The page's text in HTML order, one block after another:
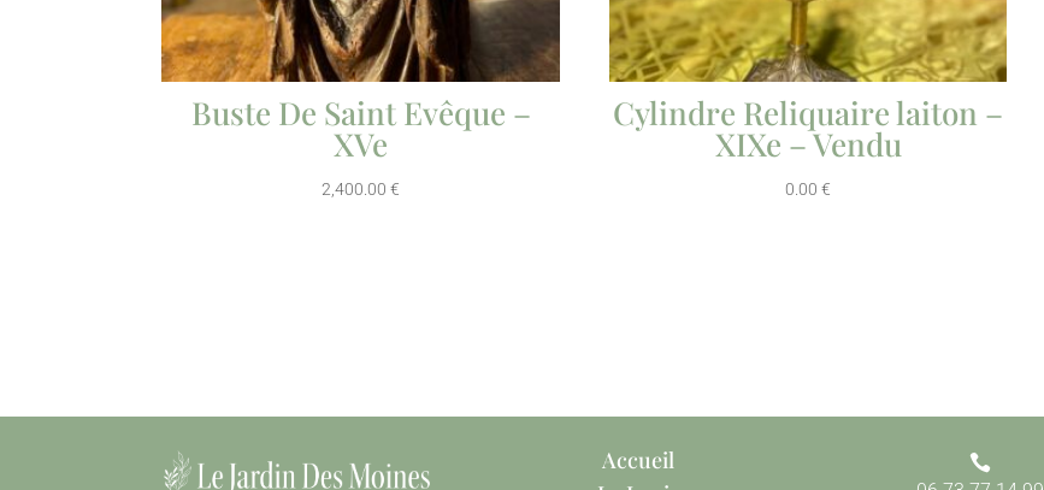
Buste De Saint Evêque –
XVe
2,400.00€
Cylindre Reliquaire laiton –
XIXe – Vendu
0.00€
Accueil
